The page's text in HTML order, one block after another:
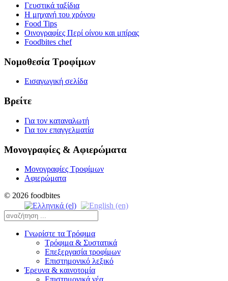
Γευστικά ταξίδια
Η μηχανή του χρόνου
Food Tips
Οινογραφίες Περί οίνου και μπίρας
Foodbites chef
Νομοθεσία Τροφίμων
Εισαγωγική σελίδα
Βρείτε
Για τον καταναλωτή
Για τον επαγγελματία
Μονογραφίες & Αφιερώματα
Μονογραφίες Τροφίμων
Αφιερώματα
© 2026 foodbites
Γνωρίστε τα Τρόφιμα
Τρόφιμα & Συστατικά
Επεξεργασία τροφίμων
Επιστημονικό λεξικό
Έρευνα & καινοτομία
Επιστημονικά νέα